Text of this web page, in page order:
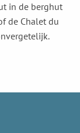
in de berghut
de Chalet du